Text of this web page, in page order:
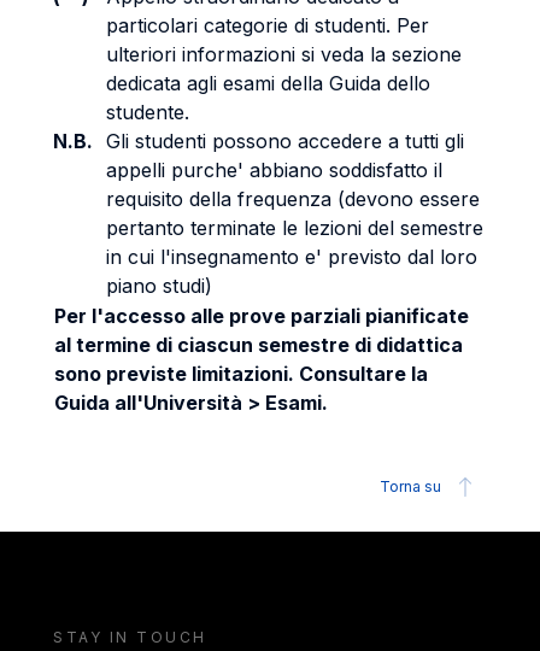
particolari categorie di studenti. Per
ulteriori informazioni si veda la sezione
dedicata agli esami della Guida dello
studente.
N.B. Gli studenti possono accedere a tutti gli
appelli purche' abbiano soddisfatto il
requisito della frequenza (devono essere
pertanto terminate le lezioni del semestre
in cui l'insegnamento e' previsto dal loro
piano studi)
Per l'accesso alle prove parziali pianificate
al termine di ciascun semestre di didattica
sono previste limitazioni. Consultare la
Guida all'Università > Esami.
Torna su
STAY IN TOUCH